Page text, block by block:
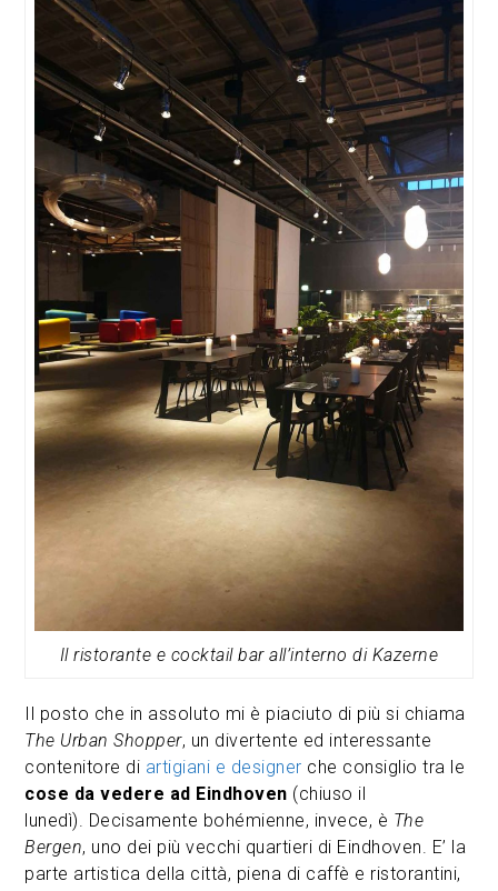
Il ristorante e cocktail bar all’interno di Kazerne
Il posto che in assoluto mi è piaciuto di più si chiama
The Urban Shopper, un divertente ed interessante
contenitore di artigiani e designer che consiglio tra le
cose da vedere ad Eindhoven (chiuso il
lunedì). Decisamente bohémienne, invece, è The
Bergen, uno dei più vecchi quartieri di Eindhoven. E’ la
parte artistica della città, piena di caffè e ristorantini,